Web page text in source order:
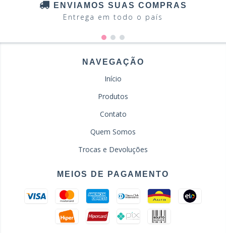
ENVIAMOS SUAS COMPRAS
Entrega em todo o país
NAVEGAÇÃO
Início
Produtos
Contato
Quem Somos
Trocas e Devoluções
MEIOS DE PAGAMENTO